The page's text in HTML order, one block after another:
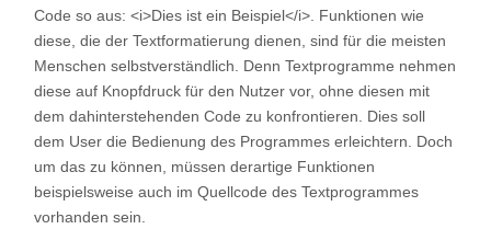
Code so aus: <i>Dies ist ein Beispiel</i>. Funktionen wie
diese, die der Textformatierung dienen, sind für die meisten
Menschen selbstverständlich. Denn Textprogramme nehmen
diese auf Knopfdruck für den Nutzer vor, ohne diesen mit
dem dahinterstehenden Code zu konfrontieren. Dies soll
dem User die Bedienung des Programmes erleichtern. Doch
um das zu können, müssen derartige Funktionen
beispielsweise auch im Quellcode des Textprogrammes
vorhanden sein.